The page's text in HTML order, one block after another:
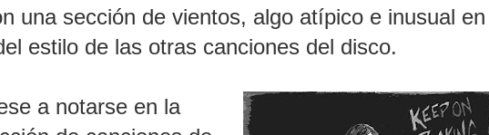
una sección de vientos, algo atípico e inusual en
estilo de las otras canciones del disco.
a notarse en la